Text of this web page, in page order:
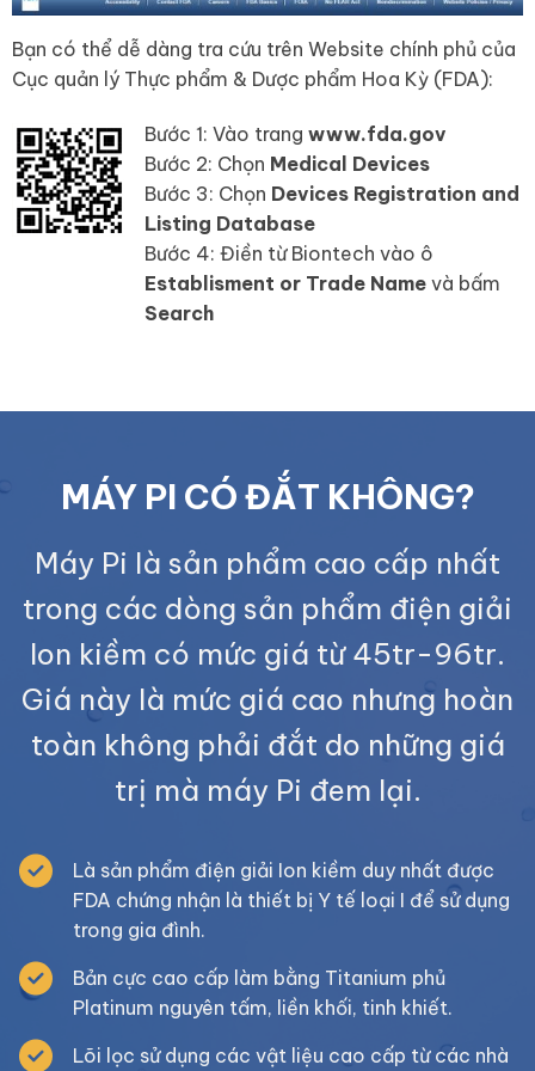
Bạn có thể dễ dàng tra cứu trên Website chính phủ của
Cục quản lý Thực phẩm & Dược phẩm Hoa Kỳ (FDA):
Bước 1: Vào trang www.fda.gov
Bước 2: Chọn Medical Devices
Bước 3: Chọn Devices Registration and
Listing Database
Bước 4: Điền từ Biontech vào ô
Establisment or Trade Namevà bấm
Search
MÁY PI CÓ ĐẮT KHÔNG?
Máy Pi là sản phẩm cao cấp nhất
trong các dòng sản phẩm điện giải
Ion kiềm có mức giá từ 45tr-96tr.
Giá này là mức giá cao nhưng hoàn
toàn không phải đắt do những giá
trị mà máy Pi đem lại.
Là sản phẩm điện giải Ion kiềm duy nhất được
FDA chứng nhận là thiết bị Y tế loại I để sử dụng
trong gia đình.
Bản cực cao cấp làm bằng Titanium phủ
Platinum nguyên tấm, liền khối, tinh khiết.
Lõi lọc sử dụng các vật liệu cao cấp từ các nhà